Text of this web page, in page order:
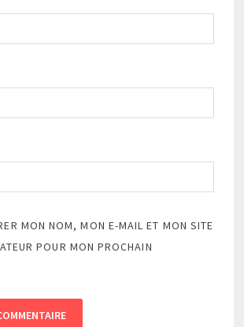
MON NOM, MON E-MAIL ET MON SITE
POUR MON PROCHAIN